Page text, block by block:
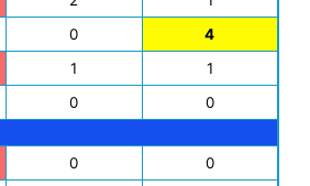
0 4
1 1
0 0
0 0